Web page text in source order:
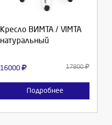
Кресло ВИМТА / VIMTA
натуральный
16000 17800
Подробнее
Продолжить